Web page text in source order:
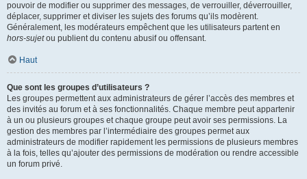
pouvoir de modifier ou supprimer des messages, de verrouiller, déverrouiller,
déplacer, supprimer et diviser les sujets des forums qu’ils modèrent.
Généralement, les modérateurs empêchent que les utilisateurs partent en
hors-sujetou publient du contenu abusif ou offensant.
Haut
Que sont les groupes d’utilisateurs ?
Les groupes permettent aux administrateurs de gérer l’accès des membres et
des invités au forum et à ses fonctionnalités. Chaque membre peut appartenir
à un ou plusieurs groupes et chaque groupe peut avoir ses permissions. La
gestion des membres par l’intermédiaire des groupes permet aux
administrateurs de modifier rapidement les permissions de plusieurs membres
à la fois, telles qu’ajouter des permissions de modération ou rendre accessible
un forum privé.